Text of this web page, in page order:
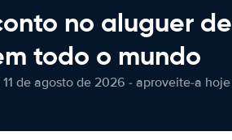
no aluguer de
todo o mundo
de agosto de 2026 - aproveite-a hoje